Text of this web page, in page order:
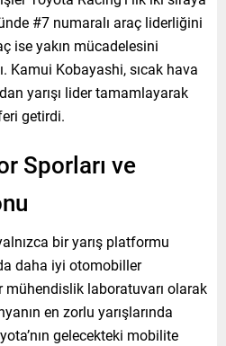
#7 numaralı araç liderliğini
ise yakın mücadelesini
Kamui Kobayashi, sıcak hava
yarışı lider tamamlayarak
getirdi.
Sporları ve
bir yarış platformu
daha iyi otomobiller
laboratuvarı olarak
en zorlu yarışlarında
gelecekteki mobilite